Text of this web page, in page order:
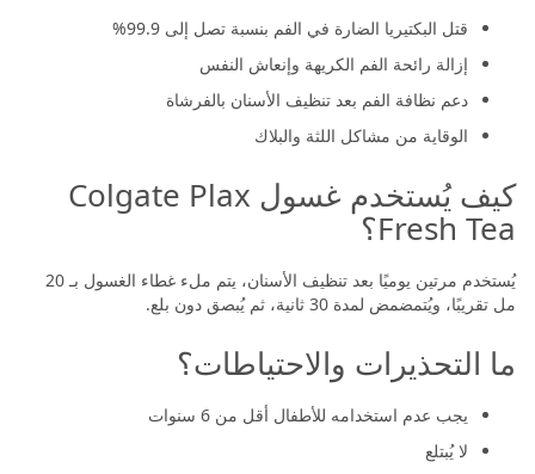
قتل البكتيريا الضارة في الفم بنسبة تصل إلى 99.9%
إزالة رائحة الفم الكريهة وإنعاش النفس
دعم نظافة الفم بعد تنظيف الأسنان بالفرشاة
الوقاية من مشاكل اللثة والبلاك
كيف يُستخدم غسول Colgate Plax
Fresh Tea؟
يُستخدم مرتين يوميًا بعد تنظيف الأسنان، يتم ملء غطاء الغسول بـ 20
مل تقريبًا، ويُتمضمض لمدة 30 ثانية، ثم يُبصق دون بلع.
ما التحذيرات والاحتياطات؟
يجب عدم استخدامه للأطفال أقل من 6 سنوات
لا يُبتلع